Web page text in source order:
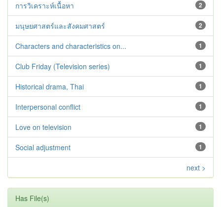
2
การวิเคราะห์เนื้อหา
2
มนุษยศาสตร์และสังคมศาสตร์
1
Characters and characteristics on...
1
Club Friday (Television series)
1
Historical drama, Thai
1
Interpersonal conflict
1
Love on television
1
Social adjustment
next >
Has File(s)